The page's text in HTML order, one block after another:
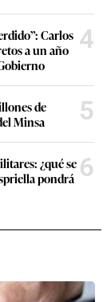
Carlos
a un año
4
de
Minsa
5
¿qué se
pondrá 6